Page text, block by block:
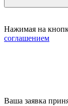
Нажимая на
соглашением
Ваша заявка